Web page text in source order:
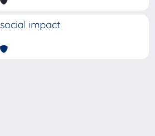
social impact